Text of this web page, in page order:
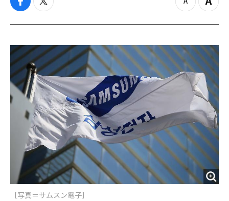
f
c
b
o
o
k
t
i
t
e
r
z
o
o
u
t
Z
o
i
n
［写真＝サムスン電子］